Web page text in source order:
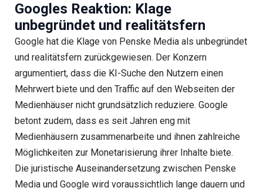
Googles Reaktion: Klage
unbegründet und realitätsfern
Google hat die Klage von Penske Media als unbegründet
und realitätsfern zurückgewiesen. Der Konzern
argumentiert, dass die KI-Suche den Nutzern einen
Mehrwert biete und den Traffic auf den Webseiten der
Medienhäuser nicht grundsätzlich reduziere. Google
betont zudem, dass es seit Jahren eng mit
Medienhäusern zusammenarbeite und ihnen zahlreiche
Möglichkeiten zur Monetarisierung ihrer Inhalte biete.
Die juristische Auseinandersetzung zwischen Penske
Media und Google wird voraussichtlich lange dauern und